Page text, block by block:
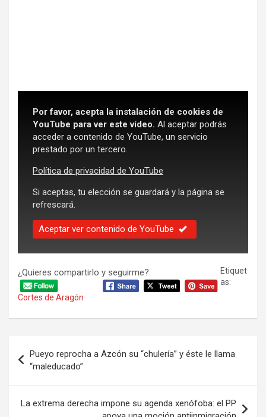
Por favor, acepta la instalación de cookies de
YouTube para ver este vídeo. Al aceptar podrás
acceder a contenido de YouTube, un servicio
prestado por un tercero.
Política de privacidad de YouTube
Si aceptas, tu elección se guardará y la página se
refrescará.
Aceptar ver contenido de YouTube
¿Quieres compartirlo y seguirme?
Etiquet
as:
Cortes de Aragón
de
entradas
Pueyo reprocha a Azcón su “chulería” y éste le llama
“maleducado”
La extrema derecha impone su agenda xenófoba: el PP